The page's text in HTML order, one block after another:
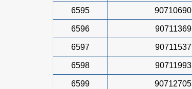
6595 90710690
6596 90711369
6597 90711537
6598 90711993
6599 90712705